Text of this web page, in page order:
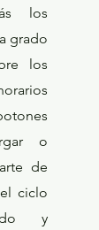
los
grado
los
o
de
ciclo
y